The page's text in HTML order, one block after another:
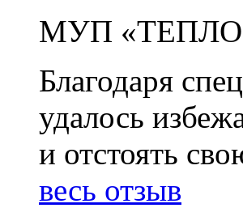
МУП
Благодаря
удалось
и отстоять
весь отзыв